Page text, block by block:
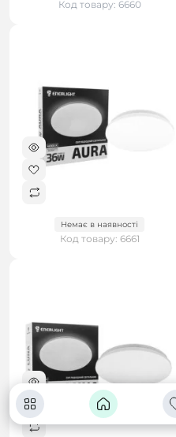
Код товару: 6660
Немає в наявності
Код товару: 6661